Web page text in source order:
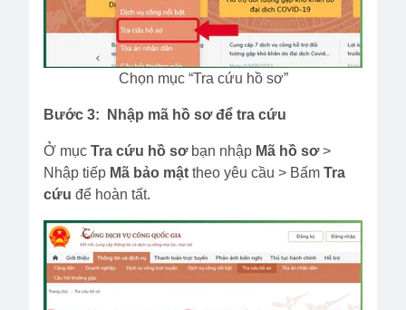
Chọn mục “Tra cứu hồ sơ”
Bước 3: Nhập mã hồ sơ để tra cứu
Ở mục Tra cứu hồ sơbạn nhập Mã hồ sơ>
Nhập tiếp Mã bảo mật theo yêu cầu > Bấm Tra
cứu để hoàn tất.